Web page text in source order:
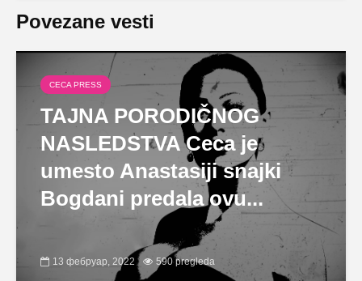
Povezane vesti
CECA PRESS
TAJNA PORODIČNOG
NASLEDSTVA Ceca je
umesto Anastasiji snajki
Bogdani predala ovu...
13 фебруар, 2022 590 pregleda